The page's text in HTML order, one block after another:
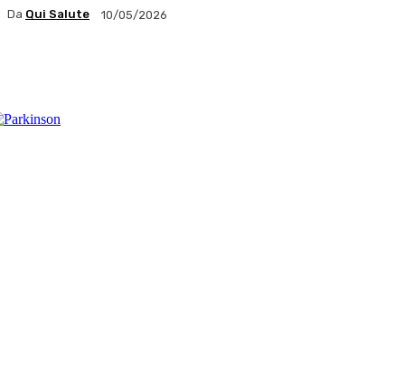
Da Qui Salute 10/05/2026